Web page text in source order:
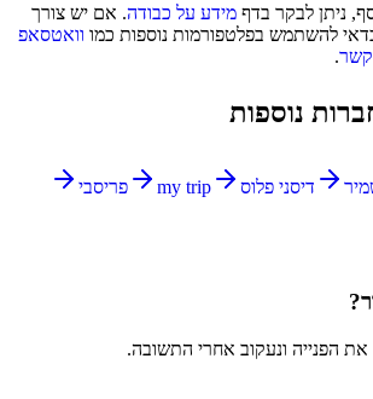
ניתן לבקר בדף מידע על כבודה. אם יש צורך
להשתמש בפלטפורמות נוספות כמו וואטסאפ
קשר.
נוספות
דיסני פלוס my trip
פריסבי
את הפנייה ונעקוב אחרי התשובה.